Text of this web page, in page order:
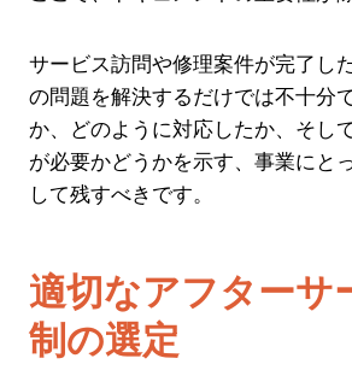
サービス訪問や修理案件が完了し
の問題を解決するだけでは不十分
か、どのように対応したか、そし
が必要かどうかを示す、事業にと
して残すべきです。
適切なアフターサ
制の選定